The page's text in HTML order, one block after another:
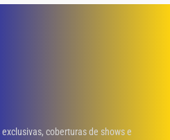
coberturas de shows e